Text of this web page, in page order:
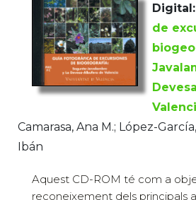
Digital:
de
Camarasa, Ana M.; López-
Ibán
Aquest CD-ROM té com a
reconeixement dels principals